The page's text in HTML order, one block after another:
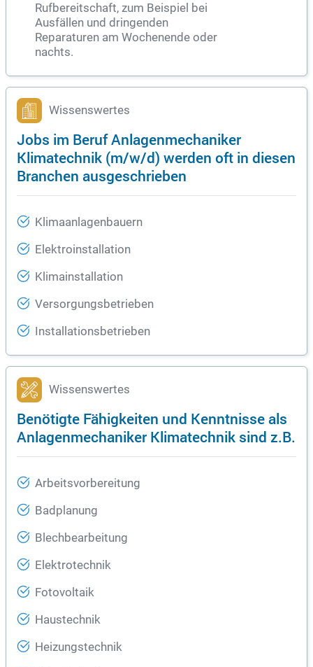
Rufbereitschaft, zum Beispiel bei
Ausfällen und dringenden
Reparaturen am Wochenende oder
nachts.
Wissenswertes
Jobs im Beruf Anlagenmechaniker
Klimatechnik (m/w/d) werden oft in diesen
Branchen ausgeschrieben
Klimaanlagenbauern
Elektroinstallation
Klimainstallation
Versorgungsbetrieben
Installationsbetrieben
Wissenswertes
Benötigte Fähigkeiten und Kenntnisse als
Anlagenmechaniker Klimatechnik sind z.B.
Arbeitsvorbereitung
Badplanung
Blechbearbeitung
Elektrotechnik
Fotovoltaik
Haustechnik
Heizungstechnik